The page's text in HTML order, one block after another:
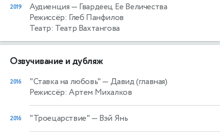
2019 Аудиенция — Гвардеец Ее Величества
Режиссёр: Глеб Панфилов
Театр: Театр Вахтангова
Озвучивание и дубляж
2016 "Ставка на любовь" — Давид (главная)
Режиссёр: Артем Михалков
2016 "Троецарствие" — Вэй Янь